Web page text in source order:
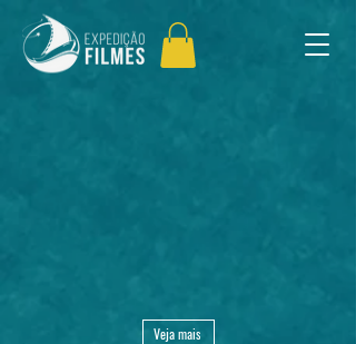
Veja mais